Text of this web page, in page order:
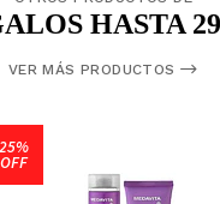
HASTA
VER MÁS PRODUCTOS
25%
OFF